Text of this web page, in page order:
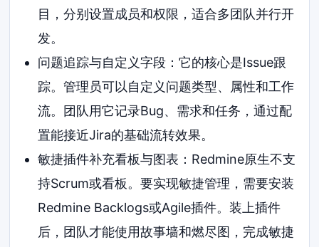
目，分别设置成员和权限，适合多团队并行开
发。
问题追踪与自定义字段：它的核心是Issue跟
踪。管理员可以自定义问题类型、属性和工作
流。团队用它记录Bug、需求和任务，通过配
置能接近Jira的基础流转效果。
敏捷插件补充看板与图表：Redmine原生不支
持Scrum或看板。要实现敏捷管理，需要安装
Redmine Backlogs或Agile插件。装上插件
后，团队才能使用故事墙和燃尽图，完成敏捷